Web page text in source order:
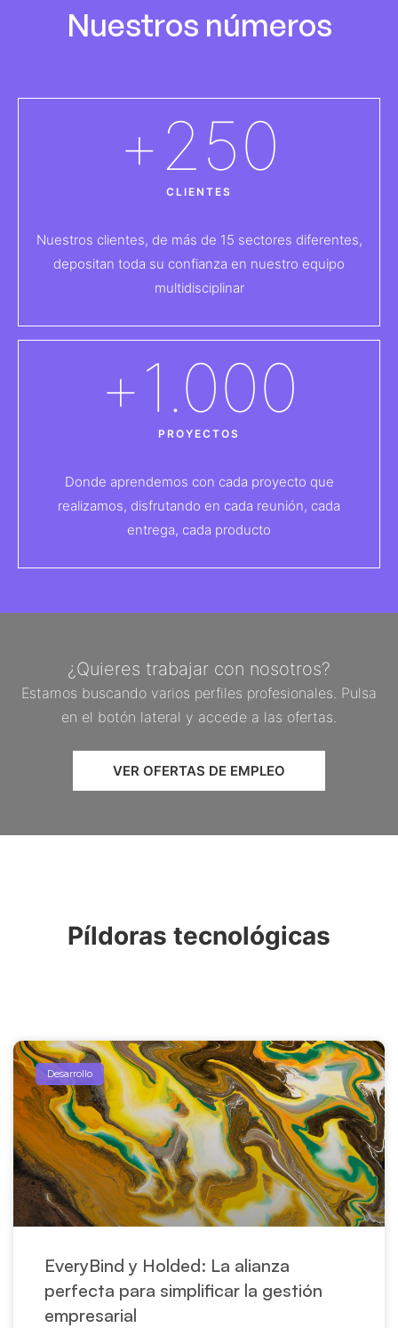
Nuestros números
CLIENTES
+250
Nuestros clientes, de más de 15 sectores diferentes,
depositan toda su confianza en nuestro equipo
multidisciplinar
PROYECTOS
+1.000
Donde aprendemos con cada proyecto que
realizamos, disfrutando en cada reunión, cada
entrega, cada producto
¿Quieres trabajar con nosotros?
Estamos buscando varios perfiles profesionales. Pulsa
en el botón lateral y accede a las ofertas.
VER OFERTAS DE EMPLEO
Píldoras tecnológicas
Desarrollo
EveryBind y Holded: La alianza
perfecta para simplificar la gestión
empresarial